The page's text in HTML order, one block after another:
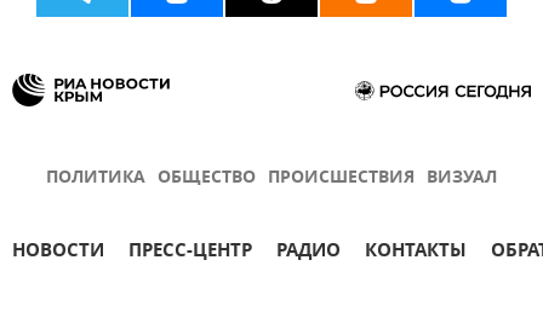
ПОЛИТИКА ОБЩЕСТВО ПРОИСШЕСТВИЯ ВИЗУАЛ
НОВОСТИ ПРЕСС-ЦЕНТР РАДИО КОНТАКТЫ